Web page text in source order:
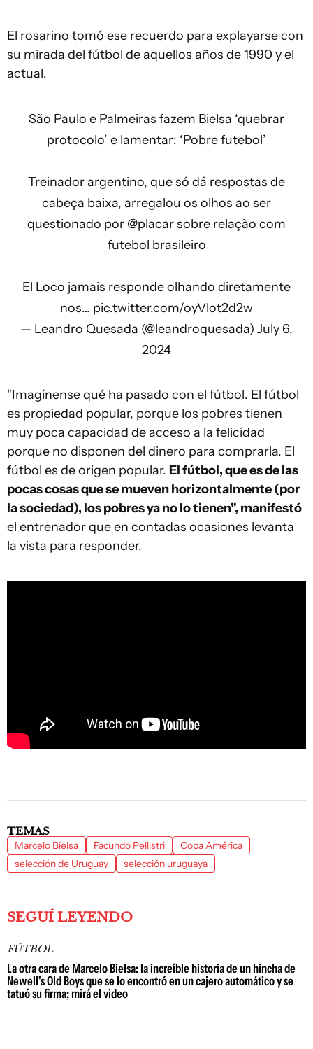
El rosarino tomó ese recuerdo para explayarse con
su mirada del fútbol de aquellos años de 1990 y el
actual.
São Paulo e Palmeiras fazem Bielsa ‘quebrar
protocolo’ e lamentar: ‘Pobre futebol’
Treinador argentino, que só dá respostas de
cabeça baixa, arregalou os olhos ao ser
questionado por @placarsobre relação com
futebol brasileiro
El Loco jamais responde olhando diretamente
nos… pic.twitter.com/oyVlot2d2w
— Leandro Quesada (@leandroquesada) July 6,
2024
"Imagínense qué ha pasado con el fútbol. El fútbol
es propiedad popular, porque los pobres tienen
muy poca capacidad de acceso a la felicidad
porque no disponen del dinero para comprarla. El
fútbol es de origen popular. El fútbol, que es de las
pocas cosas que se mueven horizontalmente (por
la sociedad), los pobres ya no lo tienen", manifestó
el entrenador que en contadas ocasiones levanta
la vista para responder.
TEMAS
Marcelo Bielsa Facundo Pellistri
Copa América
selección de Uruguay
selección uruguaya
SEGUÍ LEYENDO
FÚTBOL
La otra cara de Marcelo Bielsa: la increíble historia de un hincha de
Newell's Old Boys que se lo encontró en un cajero automático y se
tatuó su firma; mirá el video